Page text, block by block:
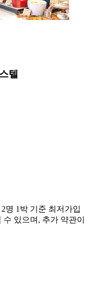
텔
명 1박 기준 최저가입
있으며, 추가 약관이